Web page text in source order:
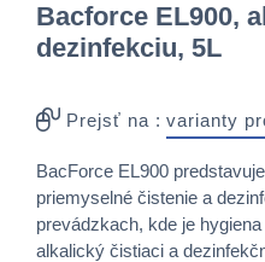
Bacforce EL900,
dezinfekciu, 5L
Prejsť na : varianty
BacForce EL900
priemyselné čistenie a
prevádzkach, kde je
alkalický čistiaci a